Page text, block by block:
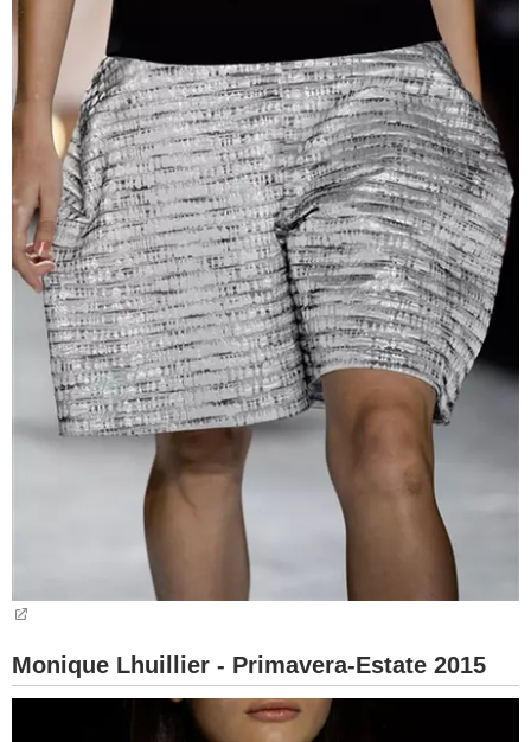
Monique Lhuillier - Primavera-Estate 2015